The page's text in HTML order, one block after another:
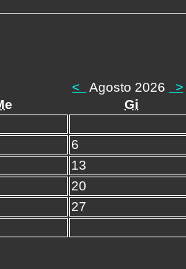
< Agosto 2026
>
Gi
6
13
20
27